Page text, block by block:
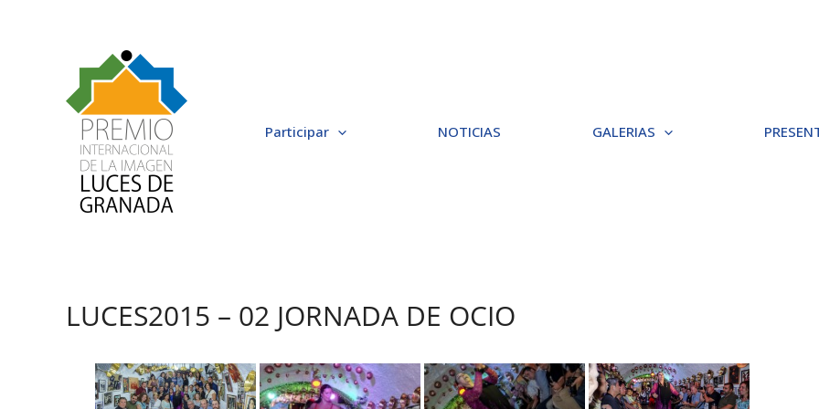
Participar
NOTICIAS GALERIAS
LUCES2015 – 02 JORNADA DE OCIO